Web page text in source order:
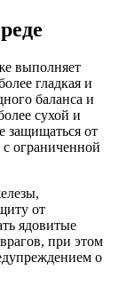
выполняет
гладкая и
баланса и
сухой и
защищаться от
ограниченной
от
ядовитые
при этом
о